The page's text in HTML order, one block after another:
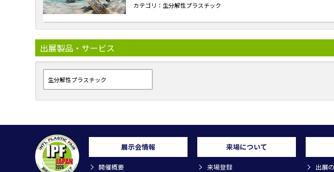
カテゴリ： 生分解性プラスチック
出展製品・サービス
生分解性プラスチック
展示会情報
開催概要
来場について
来場登録 出展